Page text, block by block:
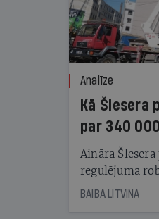
Analīze
Kā
par 340
kampaņu
Aināra
regulējuma
starta
BAIBA LITVINA